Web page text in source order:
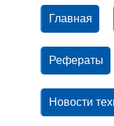
Главная
Рефераты
Новости